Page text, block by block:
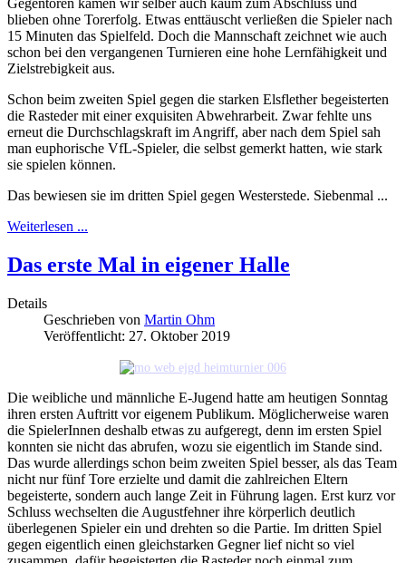
blieben ohne Torerfolg. Etwas enttäuscht verließen die Spieler nach
15 Minuten das Spielfeld. Doch die Mannschaft zeichnet wie auch
schon bei den vergangenen Turnieren eine hohe Lernfähigkeit und
Zielstrebigkeit aus.
Schon beim zweiten Spiel gegen die starken Elsflether begeisterten
die Rasteder mit einer exquisiten Abwehrarbeit. Zwar fehlte uns
erneut die Durchschlagskraft im Angriff, aber nach dem Spiel sah
man euphorische VfL-Spieler, die selbst gemerkt hatten, wie stark
sie spielen können.
Das bewiesen sie im dritten Spiel gegen Westerstede. Siebenmal ...
Weiterlesen ...
Das erste Mal in eigener Halle
Details
Geschrieben von Martin Ohm
Veröffentlicht: 27. Oktober 2019
Die weibliche und männliche E-Jugend hatte am heutigen Sonntag
ihren ersten Auftritt vor eigenem Publikum. Möglicherweise waren
die SpielerInnen deshalb etwas zu aufgeregt, denn im ersten Spiel
konnten sie nicht das abrufen, wozu sie eigentlich im Stande sind.
Das wurde allerdings schon beim zweiten Spiel besser, als das Team
nicht nur fünf Tore erzielte und damit die zahlreichen Eltern
begeisterte, sondern auch lange Zeit in Führung lagen. Erst kurz vor
Schluss wechselten die Augustfehner ihre körperlich deutlich
überlegenen Spieler ein und drehten so die Partie. Im dritten Spiel
gegen eigentlich einen gleichstarken Gegner lief nicht so viel